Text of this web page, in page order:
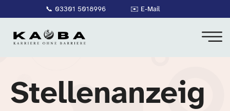
📞 03301 5018996 ✉️ E-Mail
Stellenanzeig